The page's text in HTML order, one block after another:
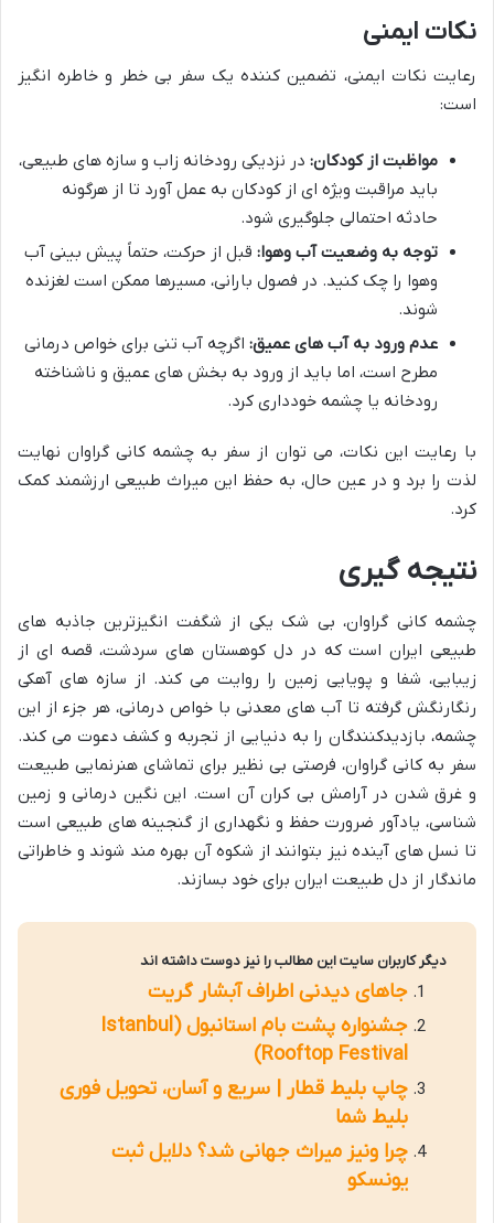
نکات ایمنی
رعایت نکات ایمنی، تضمین کننده یک سفر بی خطر و خاطره انگیز
است:
مواظبت از کودکان: در نزدیکی رودخانه زاب و سازه های طبیعی،
باید مراقبت ویژه ای از کودکان به عمل آورد تا از هرگونه
حادثه احتمالی جلوگیری شود.
توجه به وضعیت آب وهوا: قبل از حرکت، حتماً پیش بینی آب
وهوا را چک کنید. در فصول بارانی، مسیرها ممکن است لغزنده
شوند.
عدم ورود به آب های عمیق: اگرچه آب تنی برای خواص درمانی
مطرح است، اما باید از ورود به بخش های عمیق و ناشناخته
رودخانه یا چشمه خودداری کرد.
با رعایت این نکات، می توان از سفر به چشمه کانی گراوان نهایت
لذت را برد و در عین حال، به حفظ این میراث طبیعی ارزشمند کمک
کرد.
نتیجه گیری
چشمه کانی گراوان، بی شک یکی از شگفت انگیزترین جاذبه های
طبیعی ایران است که در دل کوهستان های سردشت، قصه ای از
زیبایی، شفا و پویایی زمین را روایت می کند. از سازه های آهکی
رنگارنگش گرفته تا آب های معدنی با خواص درمانی، هر جزء از این
چشمه، بازدیدکنندگان را به دنیایی از تجربه و کشف دعوت می کند.
سفر به کانی گراوان، فرصتی بی نظیر برای تماشای هنرنمایی طبیعت
و غرق شدن در آرامش بی کران آن است. این نگین درمانی و زمین
شناسی، یادآور ضرورت حفظ و نگهداری از گنجینه های طبیعی است
تا نسل های آینده نیز بتوانند از شکوه آن بهره مند شوند و خاطراتی
ماندگار از دل طبیعت ایران برای خود بسازند.
دیگر کاربران سایت این مطالب را نیز دوست داشته اند
جاهای دیدنی اطراف آبشار گریت
جشنواره پشت بام استانبول (Istanbul
Rooftop Festival)
چاپ بلیط قطار | سریع و آسان، تحویل فوری
بلیط شما
چرا ونیز میراث جهانی شد؟ دلایل ثبت
یونسکو